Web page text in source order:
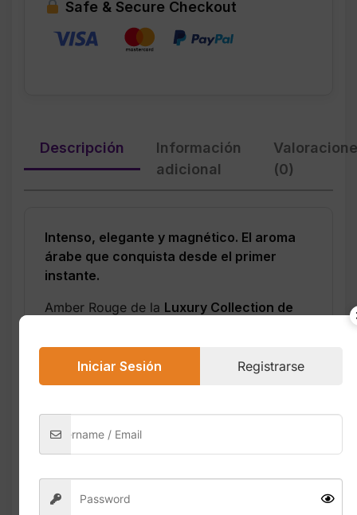
Safe & Secure Checkout
Descripción
Información
adicional
(0)
Intenso, elegante y magnético. El aroma
árabe que conquista desde el primer
instante.
Amber Rouge de la Luxury Collection de
quienes buscan un perfume sofisticado,
profundo y con una presencia inolvidable.
Un aroma unisex que combina notas
Desde el primer spray, te envuelve el brillo
praliné
, creando una apertura cálida, lujosa
Iniciar Sesión Registrarse